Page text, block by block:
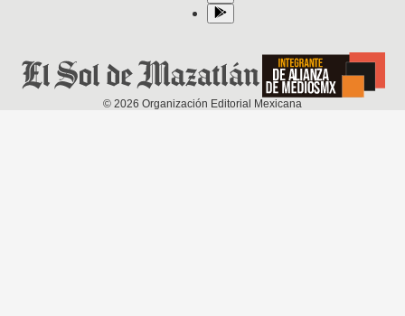
© 2026 Organización Editorial Mexicana